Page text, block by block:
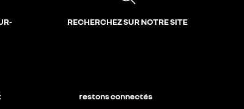
RECHERCHEZ SUR NOTRE SITE
restons connectés